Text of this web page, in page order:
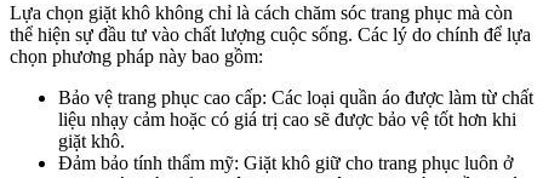
Lựa chọn giặt khô không chỉ là cách chăm sóc trang phục mà còn
thể hiện sự đầu tư vào chất lượng cuộc sống. Các lý do chính để lựa
chọn phương pháp này bao gồm:
Bảo vệ trang phục cao cấp: Các loại quần áo được làm từ chất
liệu nhạy cảm hoặc có giá trị cao sẽ được bảo vệ tốt hơn khi
giặt khô.
Đảm bảo tính thẩm mỹ: Giặt khô giữ cho trang phục luôn ở